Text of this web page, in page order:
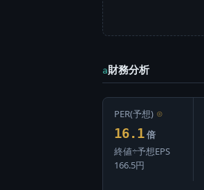
a財務分析
PER(予想) ⊙
16.1 倍
終値÷予想EPS
166.5円